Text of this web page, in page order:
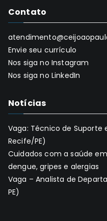
Contato
Envie seu currículo
Nos siga no Instagram
Nos siga no LinkedIn
Notícias
Vaga: Técnico de Suporte
Recife/PE)
Cuidados com a saúde
dengue, gripes e alergias
Vaga – Analista de
PE)